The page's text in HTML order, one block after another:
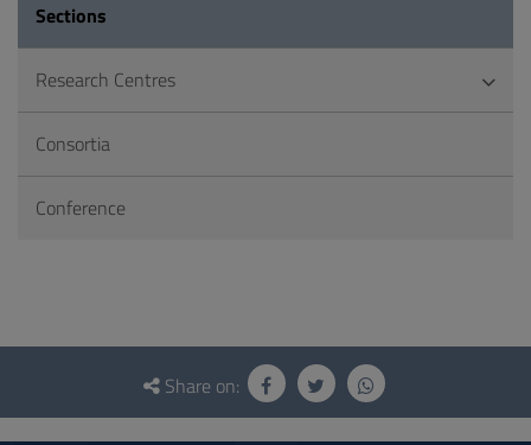
Sections
Research Centres
Consortia
Conference
Questionnaire
social
Share on: